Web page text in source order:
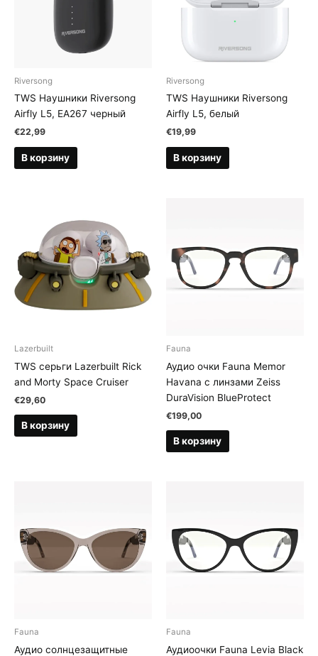
Riversong
TWS Наушники Riversong
Airfly L5, EA267 черный
€22,99
В корзину
Riversong
TWS Наушники Riversong
Airfly L5, белый
€19,99
В корзину
Lazerbuilt
TWS серьги Lazerbuilt Rick
and Morty Space Cruiser
€29,60
В корзину
Fauna
Аудио очки Fauna Memor
Havana с линзами Zeiss
DuraVision BlueProtect
€199,00
В корзину
Fauna
Аудио солнцезащитные
Fauna
Аудиоочки Fauna Levia Black